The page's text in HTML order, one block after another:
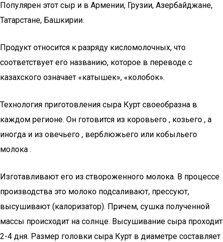
Популярен этот сыр и в Армении, Грузии, Азербайджане,
Татарстане, Башкирии.
Продукт относится к разряду кисломолочных, что
соответствует его названию, которое в переводе с
казахского означает «катышек», «колобок».
Технология приготовления сыра Курт своеобразна в
каждом регионе. Он готовится из коровьего , козьего , а
иногда и из овечьего , верблюжьего или кобыльего
молока .
Изготавливают его из створоженного молока. В процессе
производства это молоко подсаливают, прессуют,
высушивают (калоризатор). Причем, сушка полученной
массы происходит на солнце. Высушивание сыра проходит
2-4 дня. Размер головки сыра Курт в диаметре составляет